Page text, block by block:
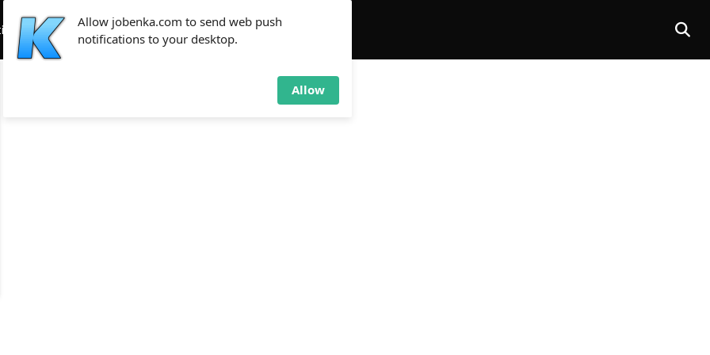
Allow jobenka.com to send web push
notifications to your desktop.
Allow
TeknoTips